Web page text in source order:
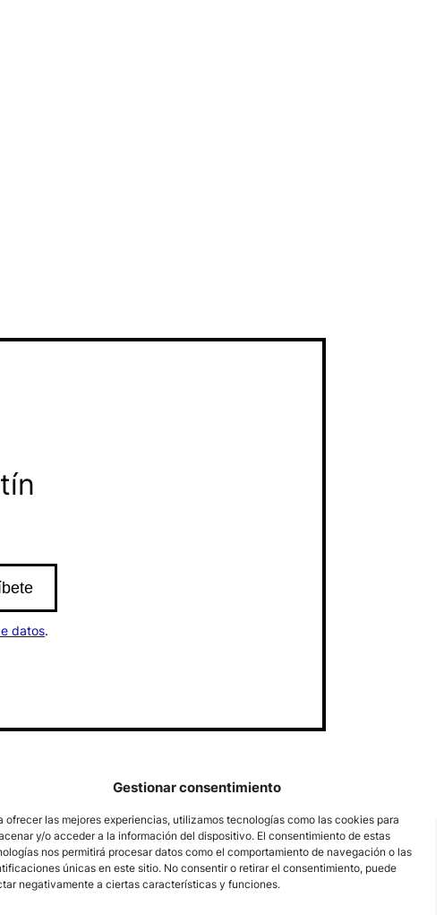
Gestionar consentimiento
ofrecer las mejores experiencias, utilizamos tecnologías como las cookies para
y/o acceder a la información del dispositivo. El consentimiento de estas
nos permitirá procesar datos como el comportamiento de navegación o las
únicas en este sitio. No consentir o retirar el consentimiento, puede
negativamente a ciertas características y funciones.
datos.